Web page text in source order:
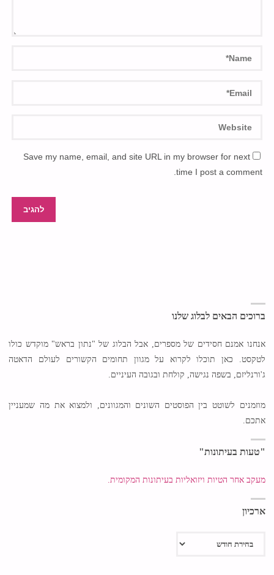
Save my name, email, and site URL in my browser for next
time I post a comment.
ברוכים הבאים לבלוג שלנו
אנחנו אמנם חסידים של מספרים, אבל הבלוג של "נתון בראש" מוקדש כולו
לטקסט. כאן תוכלו לקרוא על מגוון תחומים הקשורים לעולם הדאטה
ג'ורנליזם, בשפה נגישה, קולחת ובגובה העיניים.
מוזמנים לשוטט בין הפוסטים השונים והמגוונים, ולמצוא את מה שמעניין
אתכם.
"טעות בעיתונות"
מעקב אחר הטיות ויזואליות בעיתונות המקומית.
ארכיון